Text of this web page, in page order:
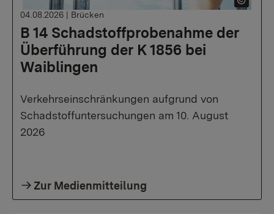
B 14 Schadstoffprobenahme der
Überführung der K 1856 bei
Waiblingen
04.08.2026 | Brücken
Verkehrseinschränkungen aufgrund von
Schadstoffuntersuchungen am 10. August
2026
Zur Medienmitteilung